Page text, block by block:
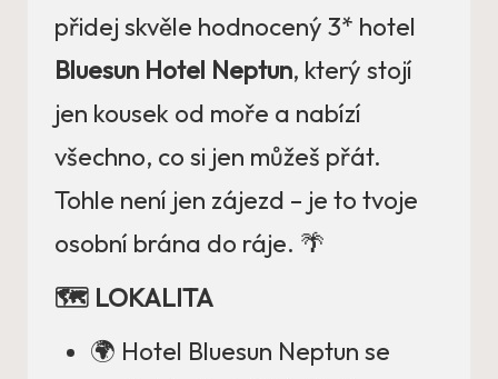
přidej skvěle hodnocený 3* hotel
Bluesun Hotel Neptun, který stojí
jen kousek od moře a nabízí
všechno, co si jen můžeš přát.
Tohle není jen zájezd – je to tvoje
osobní brána do ráje. 🌴
🗺️ LOKALITA
🌍 Hotel Bluesun Neptun se